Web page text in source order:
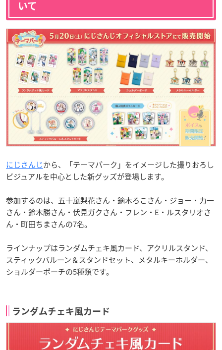
いて
にじさんじから、「テーマパーク」をイメージした撮りおろし
ビジュアルを中心とした新グッズが登場します。
参加するのは、五十嵐梨花さん・鏑木ろこさん・ジョー・力一
さん・鈴木勝さん・伏見ガクさん・フレン・E・ルスタリオさ
ん・町田ちまさんの7名。
ラインナップはランダムチェキ風カード、アクリルスタンド、
スティックバルーン＆スタンドセット、メタルキーホルダー、
ショルダーポーチの5種類です。
ランダムチェキ風カード